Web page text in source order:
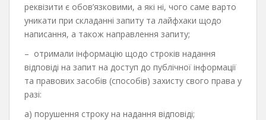
реквізити є обов’язковими, а які ні, чого саме варто
уникати при складанні запиту та лайфхаки щодо
написання, а також направлення запиту;
– отримали інформацію щодо строків надання
відповіді на запит на доступ до публічної інформації
та правових засобів (способів) захисту свого права у
разі:
а) порушення строку на надання відповіді;